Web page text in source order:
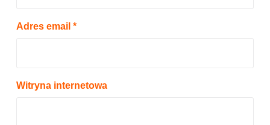
Adres email *
Witryna internetowa